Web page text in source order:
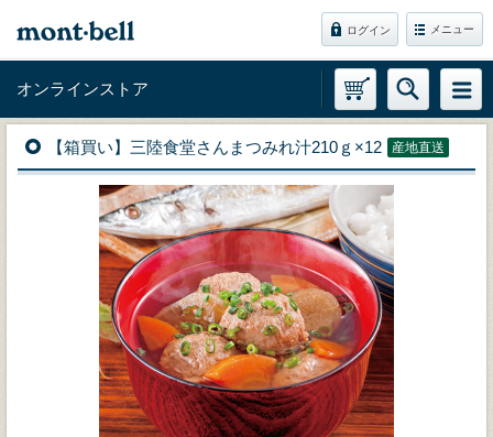
ログイン メニュー
オンラインストア
【箱買い】三陸食堂さんまつみれ汁210ｇ×12 産地直送